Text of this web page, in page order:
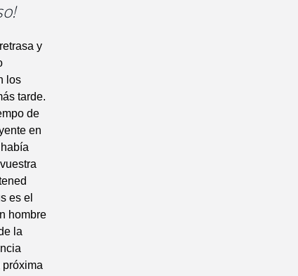
y
los
tarde.
de
en
es el
hombre
la